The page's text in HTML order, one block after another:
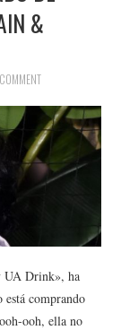
&
UA Drink», ha
comprando
ooh, ella no